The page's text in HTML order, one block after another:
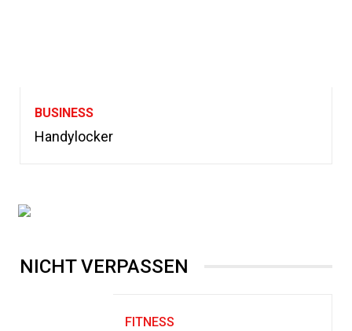
BUSINESS
Handylocker
NICHT VERPASSEN
FITNESS